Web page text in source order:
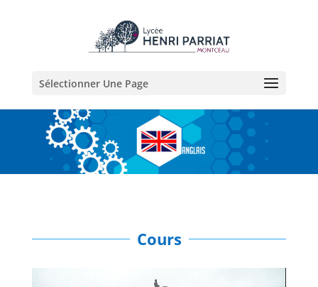
Sélectionner Une Page
Cours